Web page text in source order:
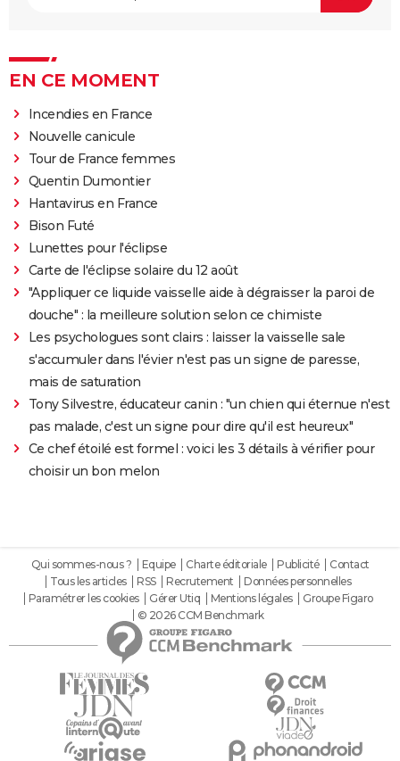
EN CE MOMENT
Incendies en France
Nouvelle canicule
Tour de France femmes
Quentin Dumontier
Hantavirus en France
Bison Futé
Lunettes pour l'éclipse
Carte de l'éclipse solaire du 12 août
"Appliquer ce liquide vaisselle aide à dégraisser la paroi de
douche" : la meilleure solution selon ce chimiste
Les psychologues sont clairs : laisser la vaisselle sale
s'accumuler dans l'évier n'est pas un signe de paresse,
mais de saturation
Tony Silvestre, éducateur canin : "un chien qui éternue n'est
pas malade, c'est un signe pour dire qu'il est heureux"
Ce chef étoilé est formel : voici les 3 détails à vérifier pour
choisir un bon melon
Qui sommes-nous ? Equipe Charte éditoriale Publicité
Contact
Tous les articles
RSS Recrutement
Données personnelles
Paramétrer les cookies
Gérer Utiq Mentions légales
Groupe Figaro
© 2026 CCM Benchmark